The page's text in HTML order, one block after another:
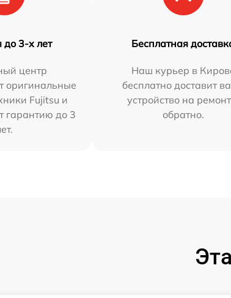
до 3-х лет
центр
оригинальные
Fujitsu и
гарантию до 3
Бесплатная
Наш курьер в
бесплатно доставит
устройство на
обратно.